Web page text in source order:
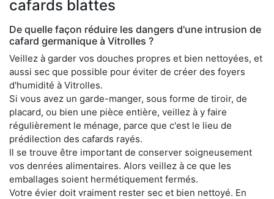
cafards blattes
De quelle façon réduire les dangers d'une intrusion de
cafard germanique à Vitrolles ?
Veillez à garder vos douches propres et bien nettoyées, et
aussi sec que possible pour éviter de créer des foyers
d'humidité à Vitrolles.
Si vous avez un garde-manger, sous forme de tiroir, de
placard, ou bien une pièce entière, veillez à y faire
régulièrement le ménage, parce que c'est le lieu de
prédilection des cafards rayés.
Il se trouve être important de conserver soigneusement
vos denrées alimentaires. Alors veillez à ce que les
emballages soient hermétiquement fermés.
Votre évier doit vraiment rester sec et bien nettoyé. En